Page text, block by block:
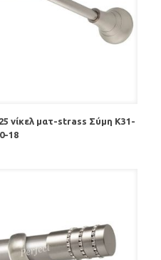
νίκελ ματ-strass Σύμη Κ31-
18